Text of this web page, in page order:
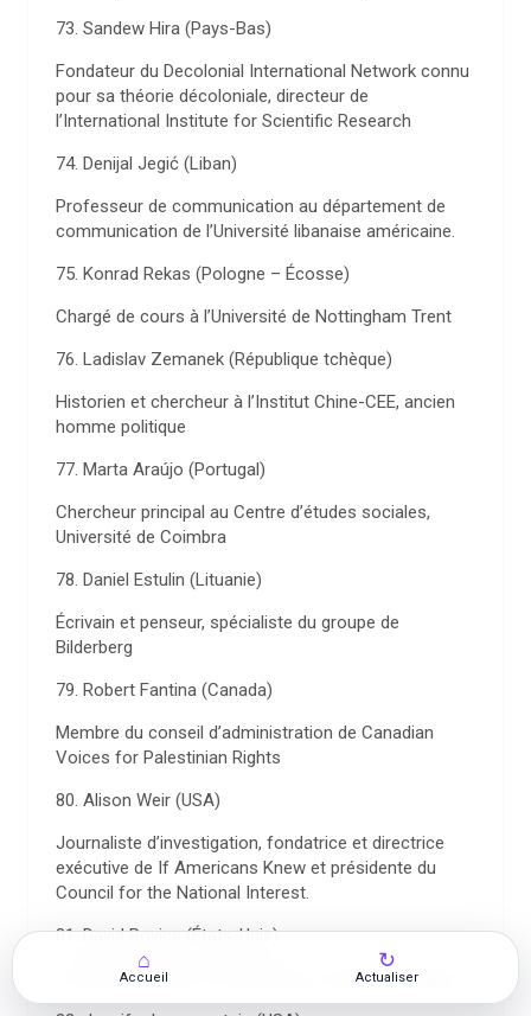
73. Sandew Hira (Pays-Bas)
Fondateur du Decolonial International Network connu
pour sa théorie décoloniale, directeur de
l’International Institute for Scientific Research
74. Denijal Jegić (Liban)
Professeur de communication au département de
communication de l’Université libanaise américaine.
75. Konrad Rekas (Pologne – Écosse)
Chargé de cours à l’Université de Nottingham Trent
76. Ladislav Zemanek (République tchèque)
Historien et chercheur à l’Institut Chine-CEE, ancien
homme politique
77. Marta Araújo (Portugal)
Chercheur principal au Centre d’études sociales,
Université de Coimbra
78. Daniel Estulin (Lituanie)
Écrivain et penseur, spécialiste du groupe de
Bilderberg
79. Robert Fantina (Canada)
Membre du conseil d’administration de Canadian
Voices for Palestinian Rights
80. Alison Weir (USA)
Journaliste d’investigation, fondatrice et directrice
exécutive de If Americans Knew et présidente du
Council for the National Interest.
81. David Rovics (États-Unis)
Chanteur et auteur-compositeur, musicien anti-guerre
⌂
Accueil
↻
Actualiser